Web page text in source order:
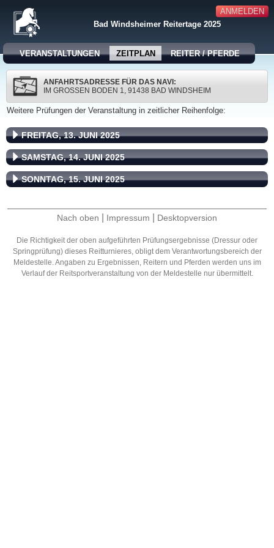
ANMELDEN
Bad Windsheimer Reitertage 2025
VERANSTALTUNGEN ZEITPLAN REITER / PFERDE
ANFAHRTSADRESSE FÜR DAS NAVI:
IM GROSSEN BODEN 1, 91438 BAD WINDSHEIM
Weitere Prüfungen der Veranstaltung in zeitlicher Reihenfolge:
FREITAG, 13. JUNI 2025
SAMSTAG, 14. JUNI 2025
SONNTAG, 15. JUNI 2025
Nach oben Impressum Desktopversion
Die Richtigkeit der oben aufgeführten Prüfungsergebnisse (Dressur oder
Springprüfung) dieses Reitturnieres, obligt dem Verantwortungsbereich der
Meldestelle. Angaben zu Ergebnissen, Reitern und Pferden werden uns im
Verlauf der Reitsportveranstaltung von der Meldestelle nur übermittelt.